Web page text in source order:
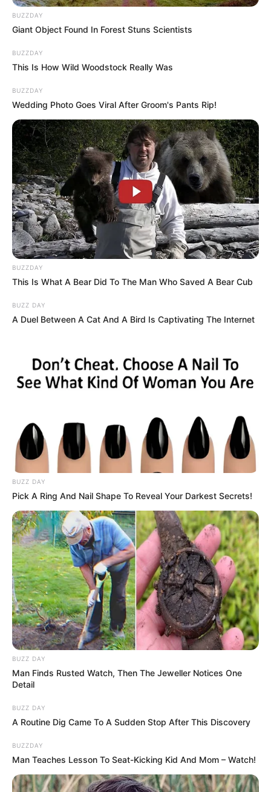
8. “A tornacipőm passzol az edzőterem padlójához.”
9. “A barátnőm elvesztette a szemüvegét, és hisztérikusan írt nekem,
mert nem találta. Nem tudom, hogy ez eléggé álcázott-e.”